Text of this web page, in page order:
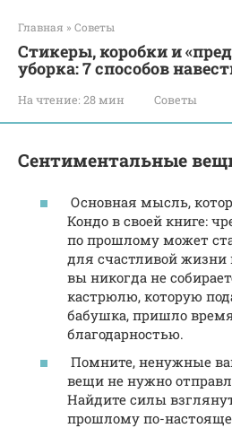
Главная » Советы
Стикеры, коробки и
уборка: 7 способов
На чтение: 28 мин Советы
Сентиментальные
Основная мысль,
Кондо в своей книге:
по прошлому может
для счастливой
вы никогда не
кастрюлю, которую
бабушка, пришло время
благодарностью.
Помните, ненужные
вещи не нужно
Найдите силы
прошлому по-